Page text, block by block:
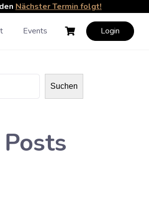
Nächster Termin folgt!
Events Login
Suchen